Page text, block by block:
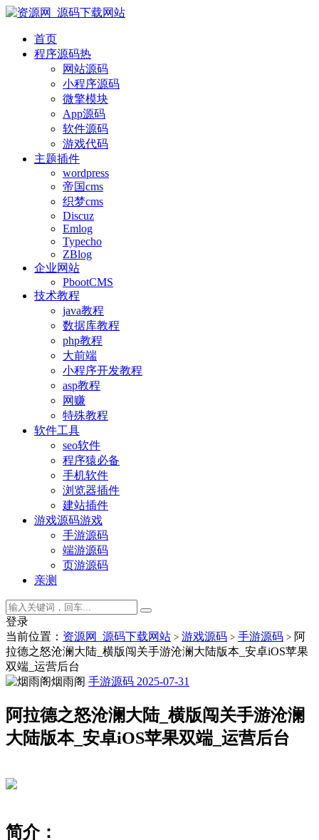
首页
程序源码热
网站源码
小程序源码
微擎模块
App源码
软件源码
游戏代码
主题插件
wordpress
帝国cms
织梦cms
Discuz
Emlog
Typecho
ZBlog
企业网站
PbootCMS
技术教程
java教程
数据库教程
php教程
大前端
小程序开发教程
asp教程
网赚
特殊教程
软件工具
seo软件
程序猿必备
手机软件
浏览器插件
建站插件
游戏源码游戏
手游源码
端游源码
页游源码
亲测
登录
当前位置： 资源网_源码下载网站 > 游戏源码 > 手游源码 > 阿
拉德之怒沧澜大陆_横版闯关手游沧澜大陆版本_安卓iOS苹果
双端_运营后台
烟雨阁 手游源码 2025-07-31
阿拉德之怒沧澜大陆_横版闯关手游沧澜
大陆版本_安卓iOS苹果双端_运营后台
简介：